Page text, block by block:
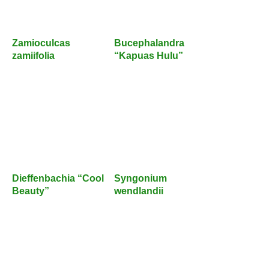
Zamioculcas
zamiifolia
Bucephalandra
“Kapuas Hulu”
Dieffenbachia “Cool
Beauty”
Syngonium
wendlandii